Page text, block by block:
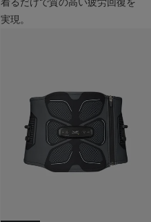
実現。